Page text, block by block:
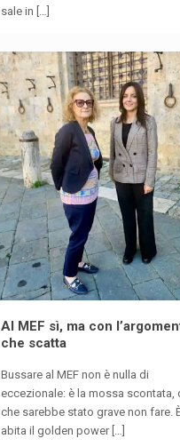
sale in
Al MEF sì, ma con
che scatta
Bussare al MEF non è nulla di
eccezionale: è la mossa scontata,
che sarebbe stato grave non fare.
abita il golden power[…]